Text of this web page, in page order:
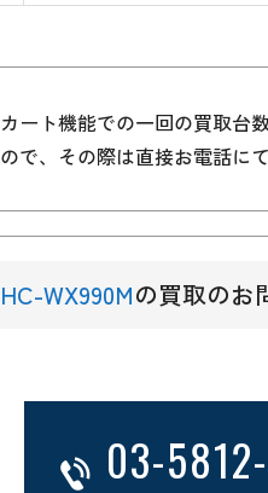
カート機能での一回の買取台
ので、その際は直接お電話に
HC-WX990Mの買取のお
03-